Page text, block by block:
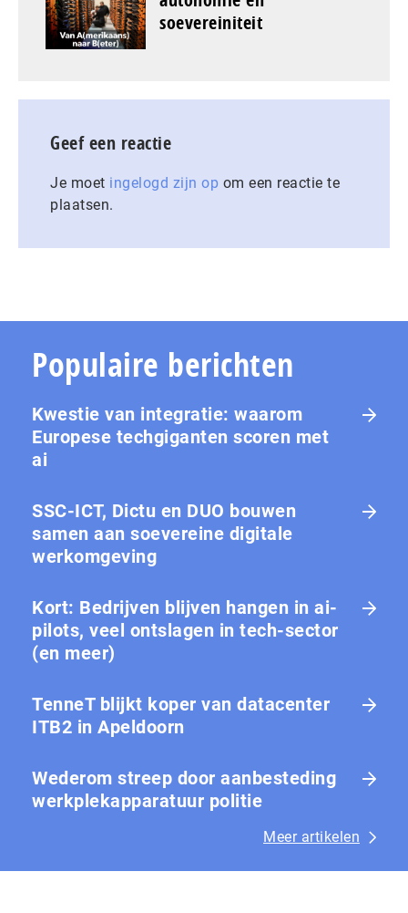
soevereiniteit
Geef een reactie
Je moet ingelogd zijn op om een reactie te
plaatsen.
Populaire berichten
Kwestie van integratie: waarom
Europese tech­gi­gan­ten scoren met
ai
SSC-ICT, Dictu en DUO bouwen
samen aan soevereine digitale
werkomgeving
Kort: Bedrijven blijven hangen in ai-
pilots, veel ontslagen in tech-sector
(en meer)
TenneT blijkt koper van datacenter
ITB2 in Apeldoorn
Wederom streep door aanbesteding
werkplekapparatuur politie
Meer artikelen